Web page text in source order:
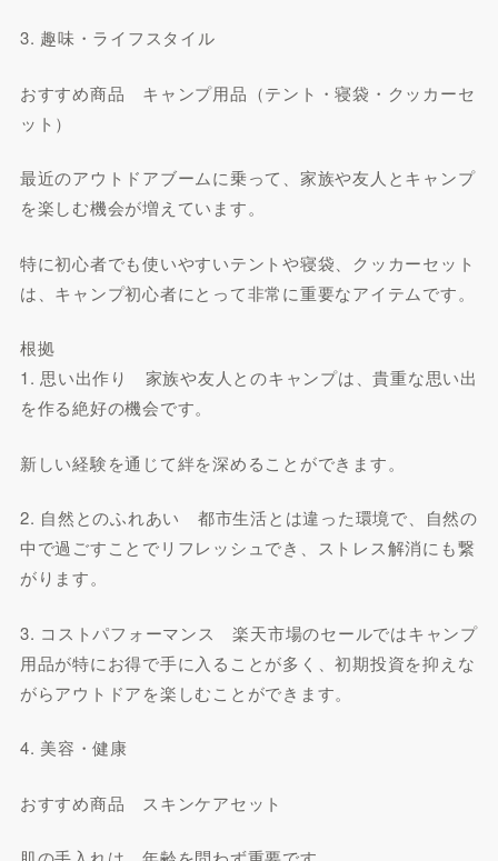
3. 趣味・ライフスタイル
おすすめ商品 キャンプ用品（テント・寝袋・クッカーセ
ット）
最近のアウトドアブームに乗って、家族や友人とキャンプ
を楽しむ機会が増えています。
特に初心者でも使いやすいテントや寝袋、クッカーセット
は、キャンプ初心者にとって非常に重要なアイテムです。
根拠
1. 思い出作り 家族や友人とのキャンプは、貴重な思い出
を作る絶好の機会です。
新しい経験を通じて絆を深めることができます。
2. 自然とのふれあい 都市生活とは違った環境で、自然の
中で過ごすことでリフレッシュでき、ストレス解消にも繋
がります。
3. コストパフォーマンス 楽天市場のセールではキャンプ
用品が特にお得で手に入ることが多く、初期投資を抑えな
がらアウトドアを楽しむことができます。
4. 美容・健康
おすすめ商品 スキンケアセット